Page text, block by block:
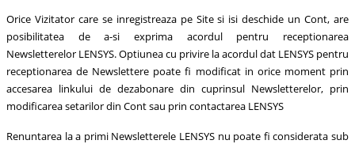
Orice Vizitator care se inregistreaza pe Site si isi deschide un Cont, are
posibilitatea de a-si exprima acordul pentru receptionarea
Newsletterelor LENSYS. Optiunea cu privire la acordul dat LENSYS pentru
receptionarea de Newslettere poate fi modificat in orice moment prin
accesarea linkului de dezabonare din cuprinsul Newsletterelor, prin
modificarea setarilor din Cont sau prin contactarea LENSYS
Renuntarea la a primi Newsletterele LENSYS nu poate fi considerata sub